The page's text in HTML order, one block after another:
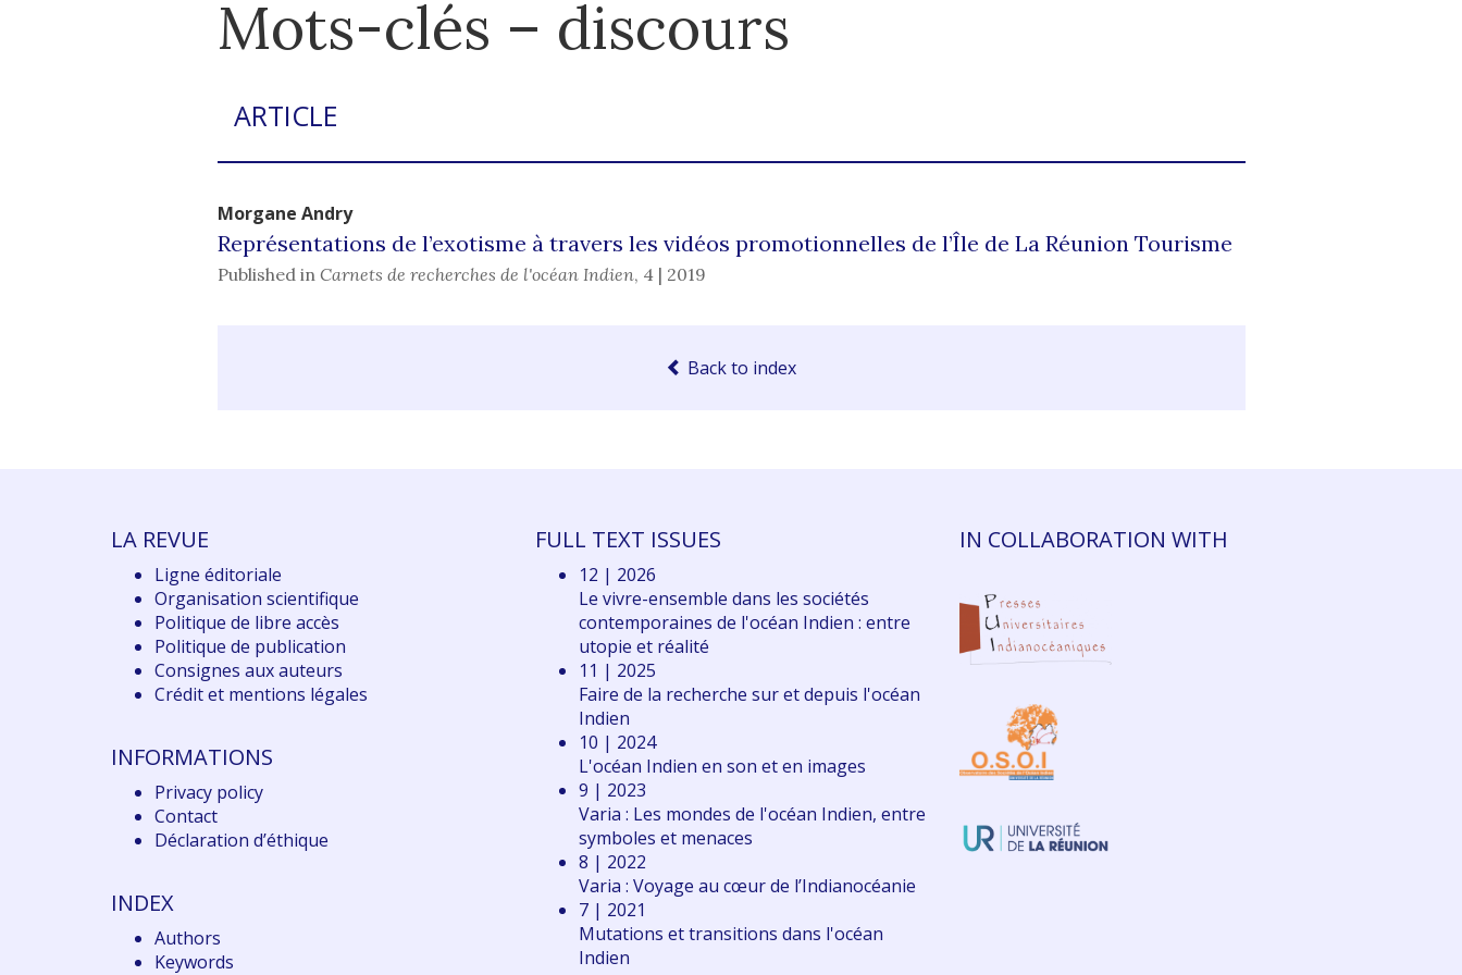
Mots-clés – discours
ARTICLE
Morgane Andry
Représentations de l’exotisme à travers les vidéos promotionnelles de l’Île de La Réunion Tourisme
Published in Carnets de recherches de l'océan Indien, 4 | 2019
Back to index
LA REVUE
Ligne éditoriale
Organisation scientifique
Politique de libre accès
Politique de publication
Consignes aux auteurs
Crédit et mentions légales
INFORMATIONS
Privacy policy
Contact
Déclaration d’éthique
INDEX
Authors
Keywords
FULL TEXT ISSUES
12 | 2026
Le vivre-ensemble dans les sociétés
contemporaines de l'océan Indien : entre
utopie et réalité
11 | 2025
Faire de la recherche sur et depuis l'océan
Indien
10 | 2024
L'océan Indien en son et en images
9 | 2023
Varia : Les mondes de l'océan Indien, entre
symboles et menaces
8 | 2022
Varia : Voyage au cœur de l’Indianocéanie
7 | 2021
Mutations et transitions dans l'océan
Indien
IN COLLABORATION WITH